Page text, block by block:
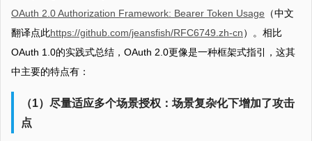
OAuth 2.0 Authorization Framework: Bearer Token Usage （中文
翻译点此https://github.com/jeansfish/RFC6749.zh-cn）。相比
OAuth 1.0的实践式总结，OAuth 2.0更像是一种框架式指引，这其
中主要的特点有：
（1）尽量适应多个场景授权：场景复杂化下增加了攻击
点